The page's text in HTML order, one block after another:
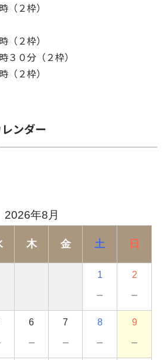
２時（２枠）
:
２枠）
時３０分（２枠）
時（２枠）
ンダー
2026年8月
木 金 土 日
1
－
2
－
6
－
7
－
8
－
9
－